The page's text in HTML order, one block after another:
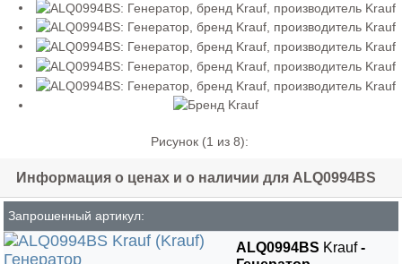
Рисунок (1 из 8):
Информация о ценах и о наличии для ALQ0994BS
Запрошенный артикул:
ALQ0994BS Krauf-